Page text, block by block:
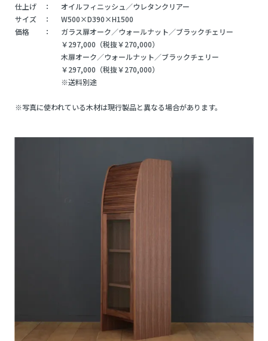
仕上げ ：
オイルフィニッシュ／ウレタンクリアー
サイズ ：
W500×D390×H1500
価格 ：
ガラス扉オーク／ウォールナット／ブラックチェリー
￥297,000（税抜￥270,000）
木扉オーク／ウォールナット／ブラックチェリー
￥297,000（税抜￥270,000）
※送料別途
※写真に使われている木材は現行製品と異なる場合があります。